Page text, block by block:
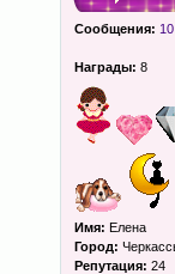
Сообщения: 10
Награды: 8
Имя: Елена
Город:
Репутация: 24